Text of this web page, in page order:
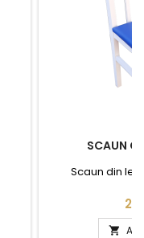
SCAUN
Scaun din
